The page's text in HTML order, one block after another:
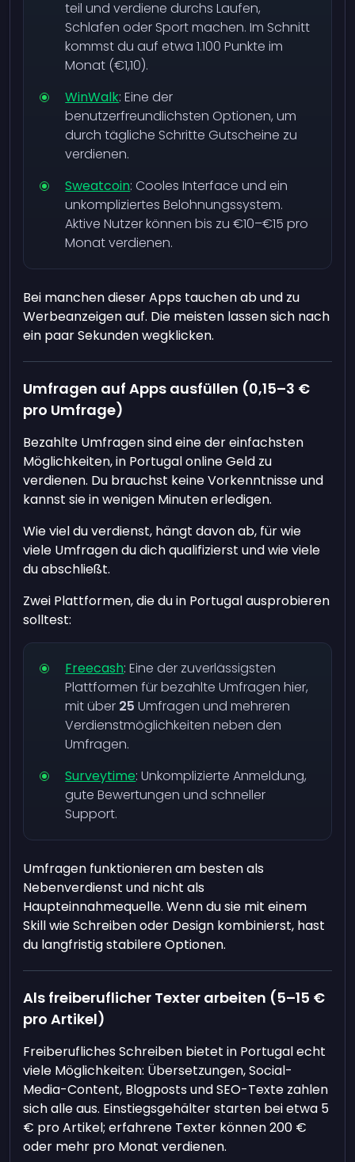
teil und verdiene durchs Laufen,
Schlafen oder Sport machen. Im Schnitt
kommst du auf etwa 1.100 Punkte im
Monat (€1,10).
WinWalk: Eine der
benutzerfreundlichsten Optionen, um
durch tägliche Schritte Gutscheine zu
verdienen.
Sweatcoin: Cooles Interface und ein
unkompliziertes Belohnungssystem.
Aktive Nutzer können bis zu €10–€15 pro
Monat verdienen.
Bei manchen dieser Apps tauchen ab und zu
Werbeanzeigen auf. Die meisten lassen sich nach
ein paar Sekunden wegklicken.
Umfragen auf Apps ausfüllen (0,15–3 €
pro Umfrage)
Bezahlte Umfragen sind eine der einfachsten
Möglichkeiten, in Portugal online Geld zu
verdienen. Du brauchst keine Vorkenntnisse und
kannst sie in wenigen Minuten erledigen.
Wie viel du verdienst, hängt davon ab, für wie
viele Umfragen du dich qualifizierst und wie viele
du abschließt.
Zwei Plattformen, die du in Portugal ausprobieren
solltest:
Freecash: Eine der zuverlässigsten
Plattformen für bezahlte Umfragen hier,
mit über 25 Umfragen und mehreren
Verdienstmöglichkeiten neben den
Umfragen.
Surveytime: Unkomplizierte Anmeldung,
gute Bewertungen und schneller
Support.
Umfragen funktionieren am besten als
Nebenverdienst und nicht als
Haupteinnahmequelle. Wenn du sie mit einem
Skill wie Schreiben oder Design kombinierst, hast
du langfristig stabilere Optionen.
Als freiberuflicher Texter arbeiten (5–15 €
pro Artikel)
Freiberufliches Schreiben bietet in Portugal echt
viele Möglichkeiten: Übersetzungen, Social-
Media-Content, Blogposts und SEO-Texte zahlen
sich alle aus. Einstiegsgehälter starten bei etwa 5
€ pro Artikel; erfahrene Texter können 200 €
oder mehr pro Monat verdienen.